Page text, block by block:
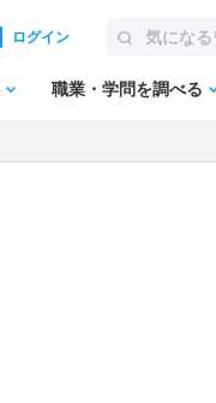
ログイン
職業・学問を調べる